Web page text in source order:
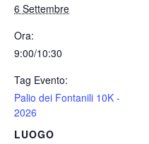
6 Settembre
Ora:
9:00/10:30
Tag Evento:
Palio dei Fontanili 10K -
2026
LUOGO